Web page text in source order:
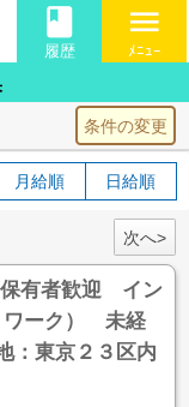
book
履歴
menu
ﾒﾆｭｰ
条件の変更
月給順 日給順
次へ>
保有者歓迎 イン
ワーク） 未経
東京２３区内